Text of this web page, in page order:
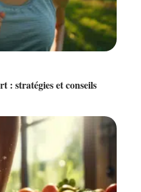
: stratégies et conseils